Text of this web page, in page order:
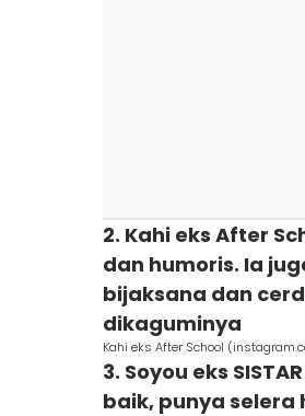
2. Kahi eks After
dan humoris. Ia
bijaksana dan
dikaguminya
Kahi eks After School
3. Soyou eks
baik, punya selera